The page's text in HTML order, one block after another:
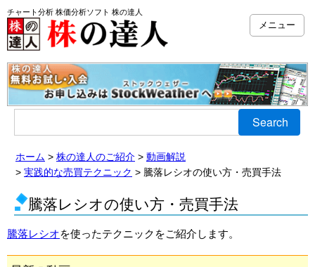
チャート分析 株価分析ソフト 株の達人
Search
メニュー
ホーム 株の達人のご紹介
動画解説
実践的な売買テクニック
騰落レシオの使い方・売買手法
騰落レシオの使い方・売買手法
騰落レシオを使ったテクニックをご紹介します。